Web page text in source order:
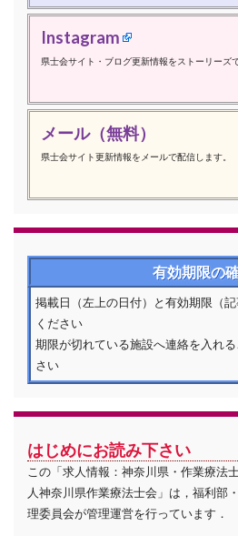
Instagram
県士会サイト・ブログ更新情報をストーリーズ
メール（無料）
県士会サイト更新情報をメールで配信します。
有効期限の
掲載日（左上の日付）と有効期限（
ください
期限が切れている施設へ連絡を入れ
さい
はじめにお読み下さい
この「求人情報：神奈川県・作業療法
人神奈川県作業療法士会」は，福利部
理委員会が管理運営を行っています．